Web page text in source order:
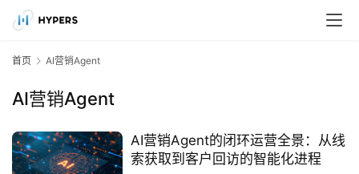
首页 AI营销Agent
AI营销Agent
AI营销Agent的闭环运营全景：从线
索获取到客户回访的智能化进程